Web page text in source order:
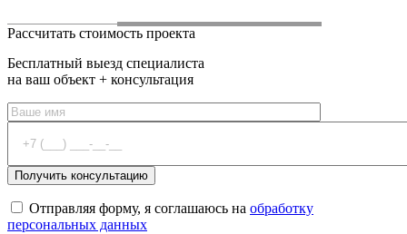
Рассчитать стоимость проекта
Бесплатный выезд специалиста
на ваш объект + консультация
Отправляя форму, я соглашаюсь на обработку
персональных данных